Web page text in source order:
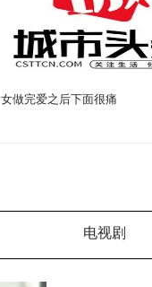
女做完爱之后下面很痛
电视剧